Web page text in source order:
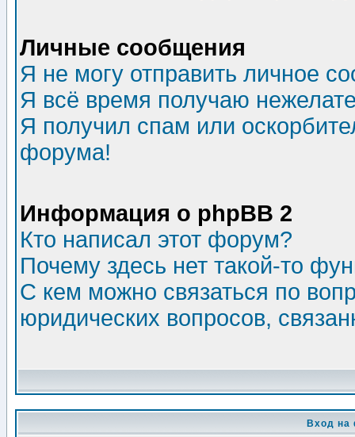
Личные сообщения
Я не могу отправить личное
Я всё время получаю
Я получил спам или
форума!
Информация о phpBB 2
Кто написал этот форум?
Почему здесь нет такой-то
С кем можно связаться по
юридических вопросов,
Вход на